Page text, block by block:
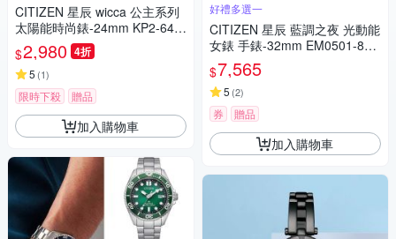
CITIZEN 星辰 wicca 公主系列
太陽能時尚錶-24mm KP2-647-
71R
$2,980 4折
5 (1)
限時下殺 贈品
加入購物車
好禮多選一
CITIZEN 星辰 藍調之夜 光動能
女錶 手錶-32mm EM0501-89
M
$7,565
5 (2)
券 贈品
加入購物車